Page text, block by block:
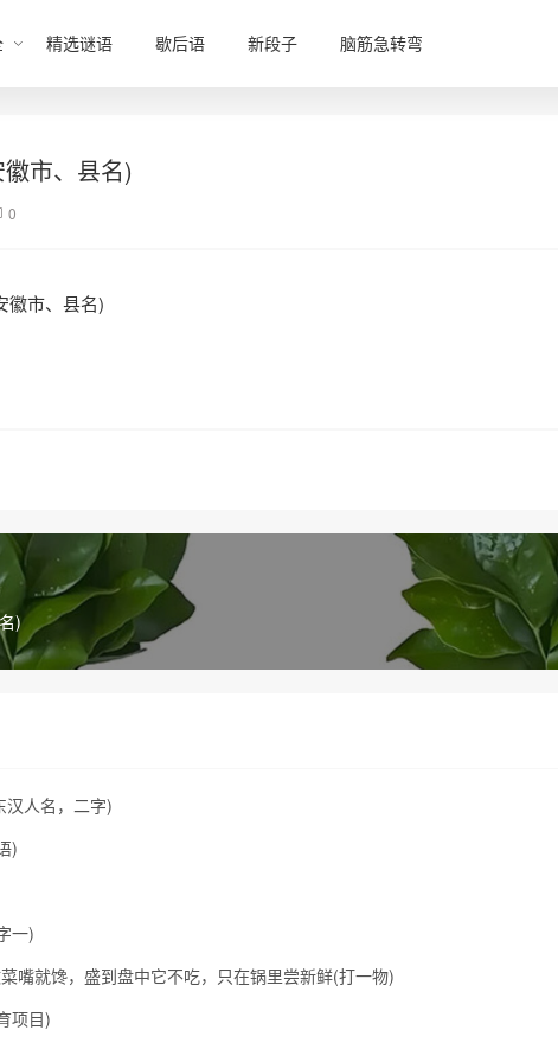
精选谜语 歇后语 新段子 脑筋急转弯
市、县名)
0
徽市、县名)
)
汉人名，二字)
)
一)
嘴就馋，盛到盘中它不吃，只在锅里尝新鲜(打一物)
项目)